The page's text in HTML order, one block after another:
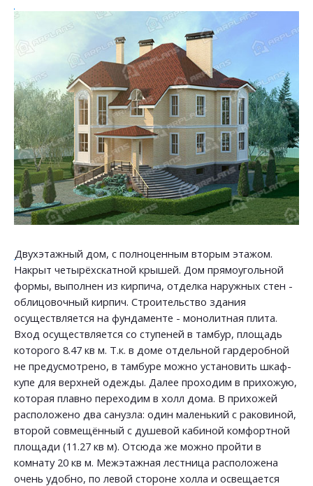
Двухэтажный дом, с полноценным вторым этажом.
Накрыт четырёхскатной крышей. Дом прямоугольной
формы, выполнен из кирпича, отделка наружных стен -
облицовочный кирпич. Строительство здания
осуществляется на фундаменте - монолитная плита.
Вход осуществляется со ступеней в тамбур, площадь
которого 8.47 кв м. Т.к. в доме отдельной гардеробной
не предусмотрено, в тамбуре можно установить шкаф-
купе для верхней одежды. Далее проходим в прихожую,
которая плавно переходим в холл дома. В прихожей
расположено два санузла: один маленький с раковиной,
второй совмещённый с душевой кабиной комфортной
площади (11.27 кв м). Отсюда же можно пройти в
комнату 20 кв м. Межэтажная лестница расположена
очень удобно, по левой стороне холла и освещается